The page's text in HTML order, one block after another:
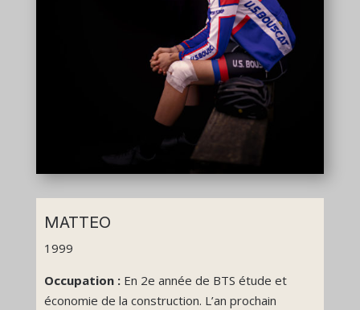
MATTEO
1999
Occupation : En 2e année de BTS étude et
économie de la construction. L’an prochain